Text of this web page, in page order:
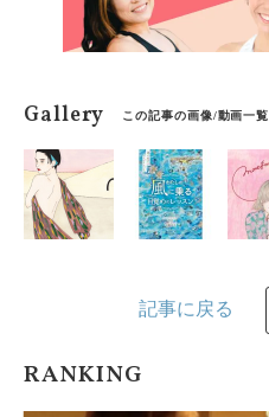
Gallery この記事の画像/動画一覧
記事に戻る
RANKING